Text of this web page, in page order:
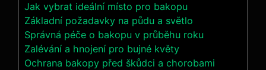
Jak vybrat ideální místo pro bakopu
Základní požadavky na půdu a světlo
Správná péče o bakopu v průběhu roku
Zalévání a hnojení pro bujné květy
Ochrana bakopy před škůdci a chorobami